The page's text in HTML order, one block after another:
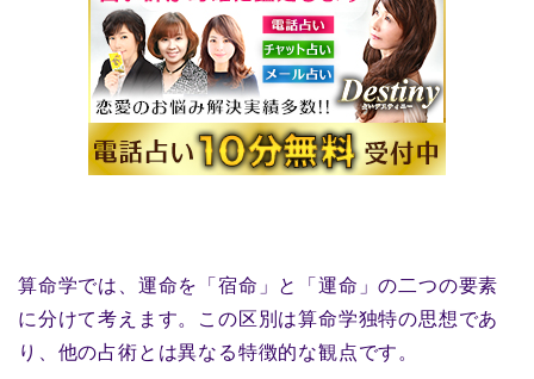
算命学では、運命を「宿命」と「運命」の二つの要素
に分けて考えます。この区別は算命学独特の思想であ
り、他の占術とは異なる特徴的な観点です。